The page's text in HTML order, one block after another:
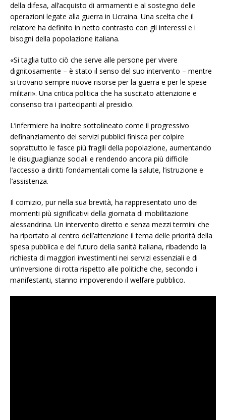
della difesa, all’acquisto di armamenti e al sostegno delle
operazioni legate alla guerra in Ucraina. Una scelta che il
relatore ha definito in netto contrasto con gli interessi e i
bisogni della popolazione italiana.
«Si taglia tutto ciò che serve alle persone per vivere
dignitosamente – è stato il senso del suo intervento – mentre
si trovano sempre nuove risorse per la guerra e per le spese
militari». Una critica politica che ha suscitato attenzione e
consenso tra i partecipanti al presidio.
L’infermiere ha inoltre sottolineato come il progressivo
definanziamento dei servizi pubblici finisca per colpire
soprattutto le fasce più fragili della popolazione, aumentando
le disuguaglianze sociali e rendendo ancora più difficile
l’accesso a diritti fondamentali come la salute, l’istruzione e
l’assistenza.
Il comizio, pur nella sua brevità, ha rappresentato uno dei
momenti più significativi della giornata di mobilitazione
alessandrina. Un intervento diretto e senza mezzi termini che
ha riportato al centro dell’attenzione il tema delle priorità della
spesa pubblica e del futuro della sanità italiana, ribadendo la
richiesta di maggiori investimenti nei servizi essenziali e di
un’inversione di rotta rispetto alle politiche che, secondo i
manifestanti, stanno impoverendo il welfare pubblico.